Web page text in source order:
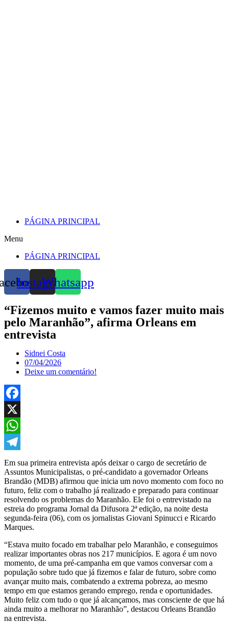
PÁGINA PRINCIPAL
Menu
PÁGINA PRINCIPAL
InstagramWhatsapp
“Fizemos muito e vamos fazer muito mais
pelo Maranhão”, afirma Orleans em
entrevista
Sidnei Costa
07/04/2026
Deixe um comentário!
Facebook
X
WhatsApp
Telegram
Em sua primeira entrevista após deixar o cargo de secretário de
Assuntos Municipalistas, o pré-candidato a governador Orleans
Brandão (MDB) afirmou que inicia um novo momento com foco no
futuro, feliz com o trabalho já realizado e preparado para continuar
resolvendo os problemas do Maranhão. Ele foi o entrevistado na
estreia do programa Jornal da Difusora 2ª edição, na noite desta
segunda-feira (06), com os jornalistas Giovani Spinucci e Ricardo
Marques.
“Estava muito focado em trabalhar pelo Maranhão, e conseguimos
realizar importantes obras nos 217 municípios. E agora é um novo
momento, de uma pré-campanha em que vamos conversar com a
população sobre tudo que já fizemos e falar de futuro, sobre como
avançar muito mais, combatendo a extrema pobreza, ao mesmo
tempo em que estamos gerando emprego, renda e oportunidades.
Muito feliz com tudo o que já alcançamos, mas consciente de que há
ainda muito a melhorar no Maranhão”, destacou Orleans Brandão
na entrevista.